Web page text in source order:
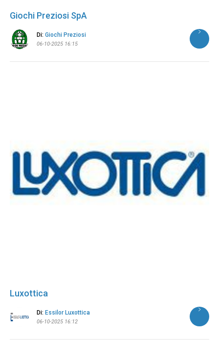
Giochi Preziosi SpA
Di: Giochi Preziosi
06-10-2025 16:15
Luxottica
Di: Essilor Luxottica
06-10-2025 16:12